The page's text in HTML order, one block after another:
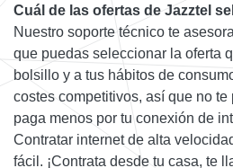
Cuál de las ofertas de Jazztel
Nuestro soporte técnico te
que puedas seleccionar la oferta
bolsillo y a tus hábitos de
costes competitivos, así que no
paga menos por tu conexión de
Contratar internet de alta
fácil. ¡Contrata desde tu casa, te